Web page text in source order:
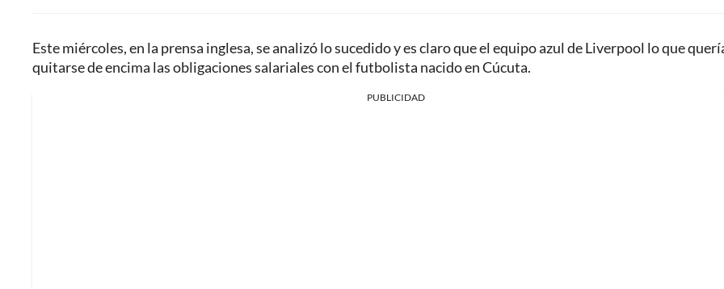
Este miércoles, en la prensa inglesa, se analizó lo sucedido y es claro que el equipo azul de Liverpool lo que
quitarse de encima las obligaciones salariales con el futbolista nacido en Cúcuta.
PUBLICIDAD